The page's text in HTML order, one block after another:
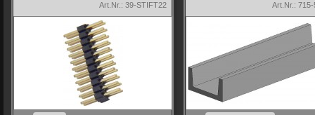
Art.Nr.: 39-STIFT22 Art.Nr.: